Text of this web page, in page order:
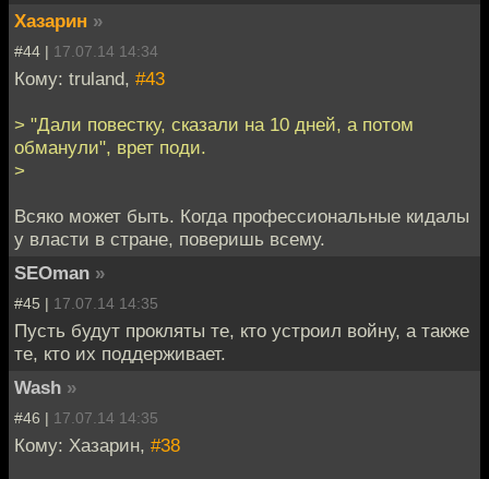
Хазарин »
#44 | 17.07.14 14:34
Кому: truland, #43
> "Дали повестку, сказали на 10 дней, а потом
обманули", врет поди.
>
Всяко может быть. Когда профессиональные кидалы
у власти в стране, поверишь всему.
SEOman »
#45 | 17.07.14 14:35
Пусть будут прокляты те, кто устроил войну, а также
те, кто их поддерживает.
Wash »
#46 | 17.07.14 14:35
Кому: Хазарин, #38